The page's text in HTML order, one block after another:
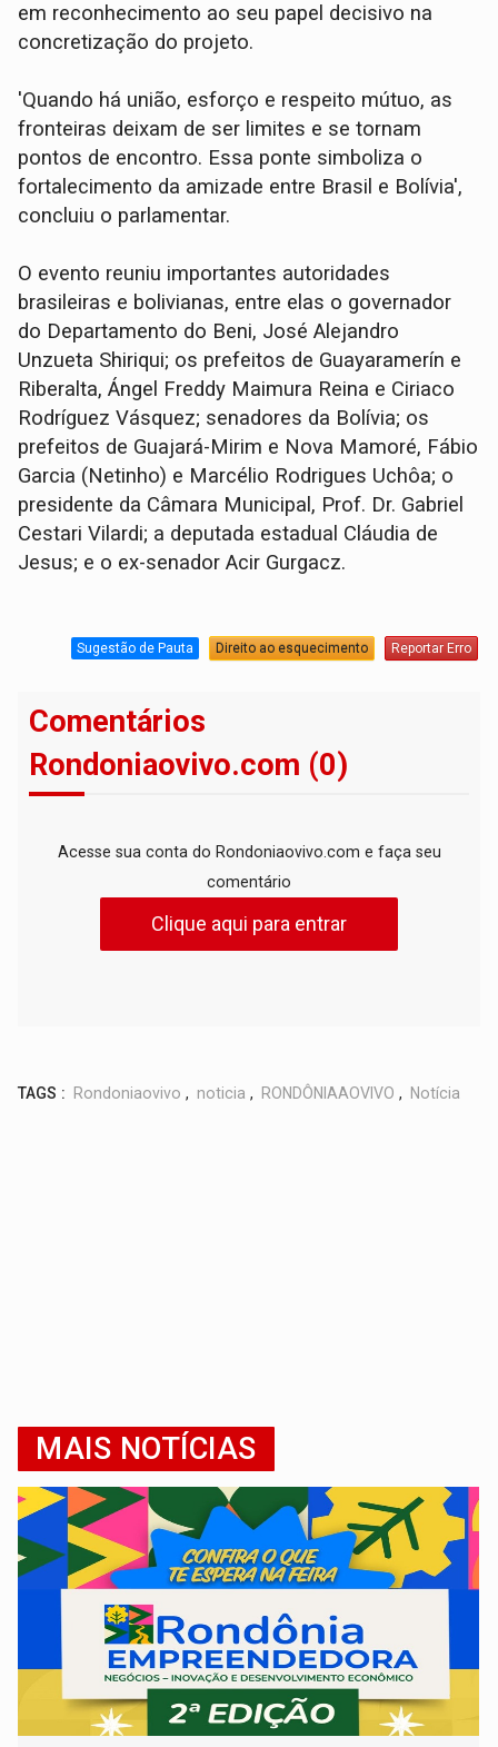
em reconhecimento ao seu papel decisivo na
concretização do projeto.
'Quando há união, esforço e respeito mútuo, as
fronteiras deixam de ser limites e se tornam
pontos de encontro. Essa ponte simboliza o
fortalecimento da amizade entre Brasil e Bolívia',
concluiu o parlamentar.
O evento reuniu importantes autoridades
brasileiras e bolivianas, entre elas o governador
do Departamento do Beni, José Alejandro
Unzueta Shiriqui; os prefeitos de Guayaramerín e
Riberalta, Ángel Freddy Maimura Reina e Ciriaco
Rodríguez Vásquez; senadores da Bolívia; os
prefeitos de Guajará-Mirim e Nova Mamoré, Fábio
Garcia (Netinho) e Marcélio Rodrigues Uchôa; o
presidente da Câmara Municipal, Prof. Dr. Gabriel
Cestari Vilardi; a deputada estadual Cláudia de
Jesus; e o ex-senador Acir Gurgacz.
Sugestão de Pauta Direito ao esquecimento Reportar Erro
Comentários
Rondoniaovivo.com (0)
Acesse sua conta do Rondoniaovivo.com e faça seu
comentário
Clique aqui para entrar
TAGS : Rondoniaovivo , noticia , RONDÔNIAAOVIVO , Notícia
MAIS NOTÍCIAS